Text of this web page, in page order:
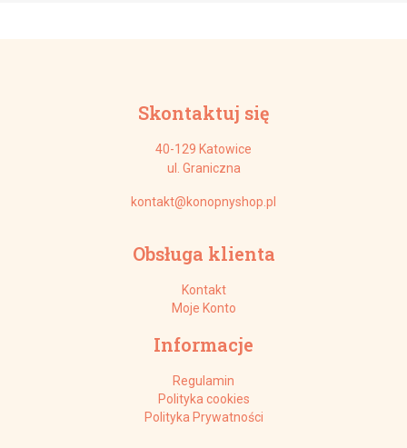
Skontaktuj się
40-129 Katowice
ul. Graniczna
kontakt@konopnyshop.pl
Obsługa klienta
Kontakt
Moje Konto
Informacje
Regulamin
Polityka cookies
Polityka Prywatności